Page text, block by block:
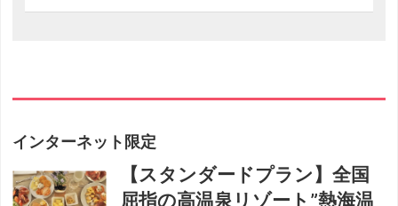
インターネット限定
【スタンダードプラン】全国
屈指の高温泉リゾート”熱海温